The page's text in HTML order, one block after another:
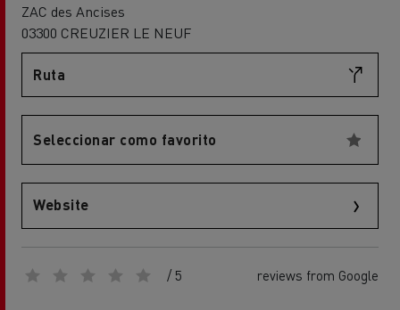
ZAC des Ancises
03300 CREUZIER LE NEUF
Ruta
Seleccionar como favorito
Website
/ 5 reviews from Google